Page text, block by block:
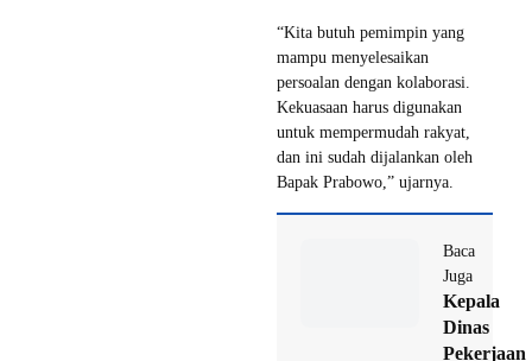
“Kita butuh pemimpin yang
mampu menyelesaikan
persoalan dengan kolaborasi.
Kekuasaan harus digunakan
untuk mempermudah rakyat,
dan ini sudah dijalankan oleh
Bapak Prabowo,” ujarnya.
Baca
Juga
Kepala
Dinas
Pekerjaan